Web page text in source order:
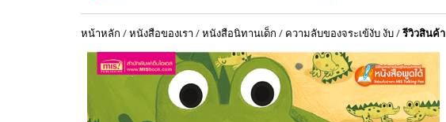
หน้าหลัก /หนังสือของเรา /หนังสือนิทานเด็ก / ความลับของจระเข้งับ งับ/รีวิวสินค้า